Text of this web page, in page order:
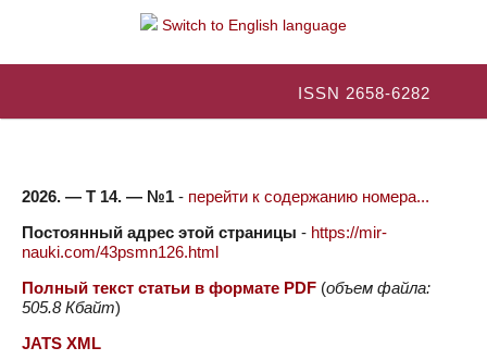
Switch to English language
ISSN 2658-6282
2026. — Т 14. — №1 - перейти к содержанию номера...
Постоянный адрес этой страницы - https://mir-
nauki.com/43psmn126.html
Полный текст статьи в формате PDF (объем файла:
505.8 Кбайт)
JATS XML